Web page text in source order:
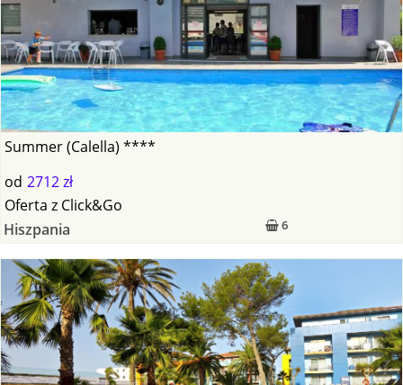
Summer (Calella) ****
od 2712 zł
6
Oferta z Click&Go
Hiszpania